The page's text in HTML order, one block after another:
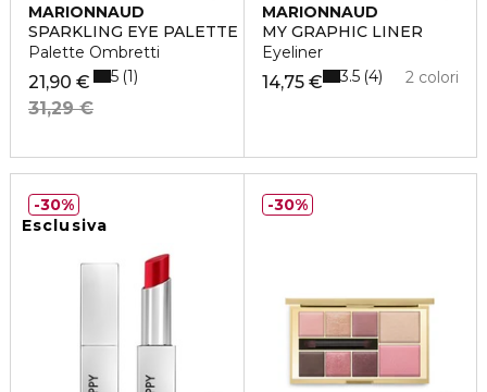
MARIONNAUD
SPARKLING EYE PALETTE
Palette Ombretti
21,90 €
31,29 €
5 1
MARIONNAUD
MY GRAPHIC LINER
Eyeliner
14,75 € 2 colori
3.5 4
Esclusiva
30% 30%